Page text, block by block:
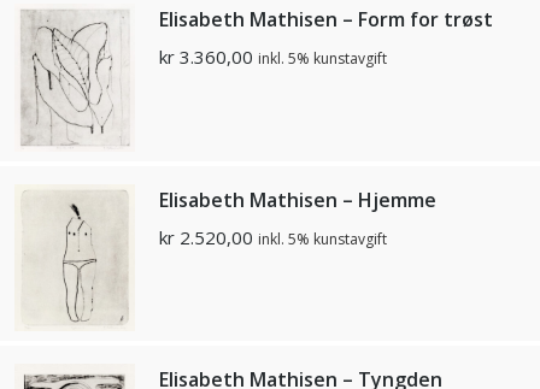
Elisabeth Mathisen – Form for trøst
kr 3.360,00 inkl. 5% kunstavgift
Elisabeth Mathisen – Hjemme
kr 2.520,00 inkl. 5% kunstavgift
Elisabeth Mathisen – Tyngden